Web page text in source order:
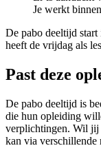
Je werkt
De pabo deeltijd start
heeft de vrijdag als
Past deze
De pabo deeltijd is
die hun opleiding
verplichtingen. Wil jij
kan via verschillende